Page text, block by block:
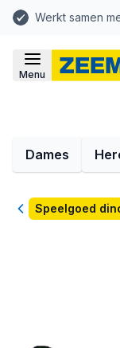
Werkt samen
Menu
Dames
TerugSpeelgoed